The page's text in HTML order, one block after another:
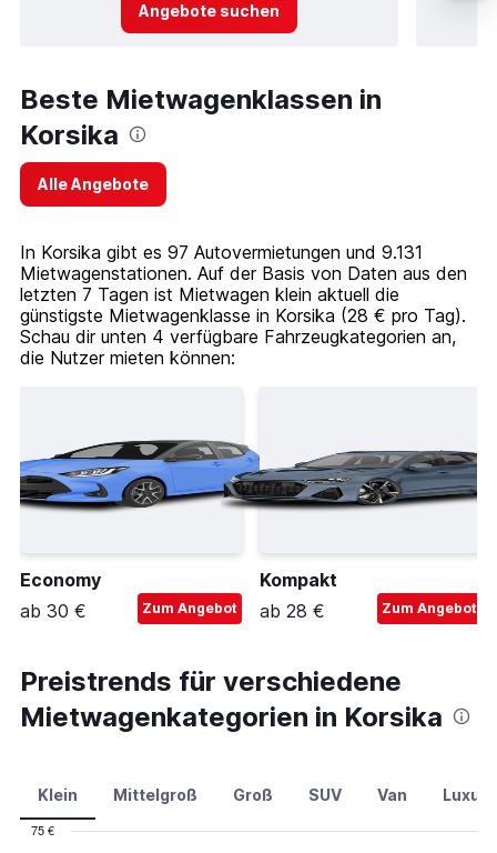
Angebote suchen
Beste Mietwagenklassen in
Korsika
Alle Angebote
In Korsika gibt es 97 Autovermietungen und 9.131
Mietwagenstationen. Auf der Basis von Daten aus den
letzten 7 Tagen ist Mietwagen klein aktuell die
günstigste Mietwagenklasse in Korsika (28 € pro Tag).
Schau dir unten 4 verfügbare Fahrzeugkategorien an,
die Nutzer mieten können:
Economy
ab 30 €
Zum Angebot
Kompakt
ab 28 €
Zum Angebot
Preistrends für verschiedene
Mietwagenkategorien in Korsika
Klein Mittelgroß Groß SUV Van
75 €